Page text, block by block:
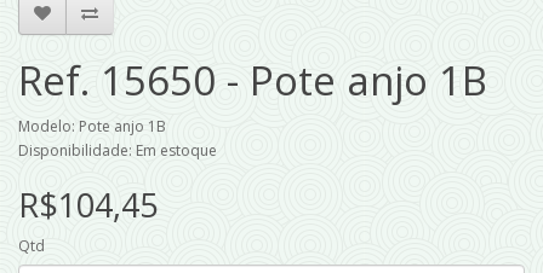
Ref. 15650 - Pote anjo 1B
Modelo: Pote anjo 1B
Disponibilidade: Em estoque
R$104,45
Qtd